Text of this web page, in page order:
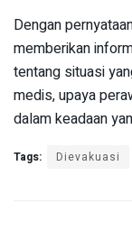
Dengan
memberikan
tentang situasi
medis, upaya
dalam keadaan
Tags: Dievakuasi